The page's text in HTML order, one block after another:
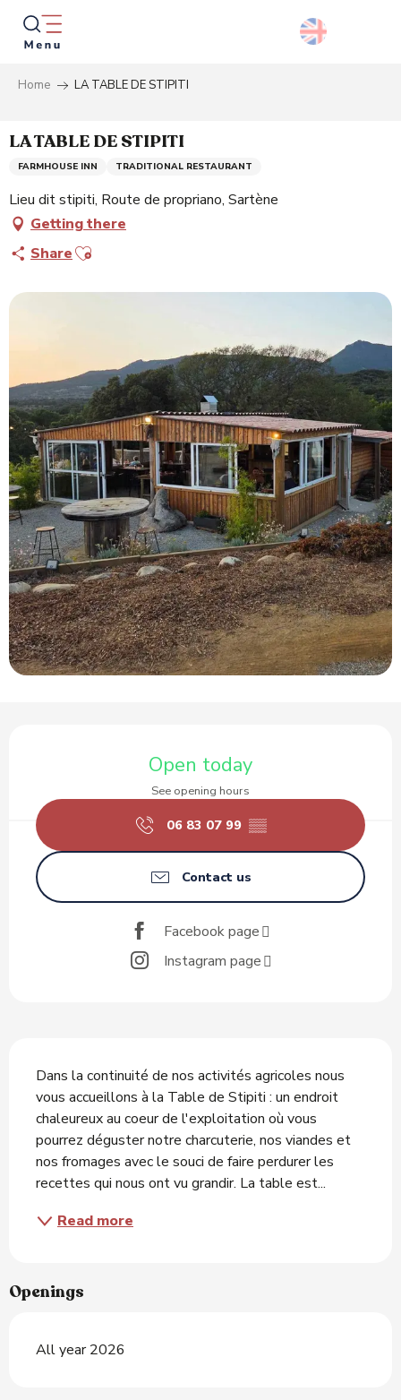
Aller
contenu
principal
Home LA TABLE DE STIPITI
LA TABLE DE STIPITI
FARMHOUSE INN TRADITIONAL RESTAURANT
Lieu dit stipiti, Route de propriano, Sartène
Getting there
ShareAjouter aux favoris
Open today
See opening hours
06 83 07 99 ▒▒
Contact us
Facebook page
Instagram page
Dans la continuité de nos activités agricoles nous
vous accueillons à la Table de Stipiti : un endroit
chaleureux au coeur de l'exploitation où vous
pourrez déguster notre charcuterie, nos viandes et
nos fromages avec le souci de faire perdurer les
recettes qui nous ont vu grandir. La table est...
Read more
Openings
All year 2026